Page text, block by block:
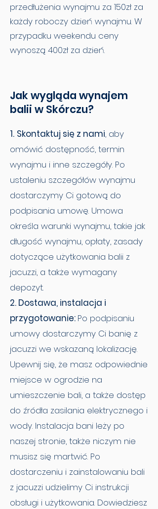
przedłużenia wynajmu za 150zł za
każdy roboczy dzień wynajmu. W
przypadku weekendu ceny
wynoszą 400zł za dzień.
Jak wygląda wynajem
balii w Skórczu?
1. Skontaktuj się z nami, aby
omówić dostępność, termin
wynajmu i inne szczegóły. Po
ustaleniu szczegółów wynajmu
dostarczymy Ci gotową do
podpisania umowę. Umowa
określa warunki wynajmu, takie jak
długość wynajmu, opłaty, zasady
dotyczące użytkowania balii z
jacuzzi, a także wymagany
depozyt.
2. Dostawa, instalacja i
przygotowanie: Po podpisaniu
umowy dostarczymy Ci banię z
jacuzzi we wskazaną lokalizację.
Upewnij się, że masz odpowiednie
miejsce w ogrodzie na
umieszczenie bali, a także dostęp
do źródła zasilania elektrycznego i
wody. Instalacja bani leży po
naszej stronie, także niczym nie
musisz się martwić. Po
dostarczeniu i zainstalowaniu bali
z jacuzzi udzielimy Ci instrukcji
obsługi i użytkowania. Dowiedziesz